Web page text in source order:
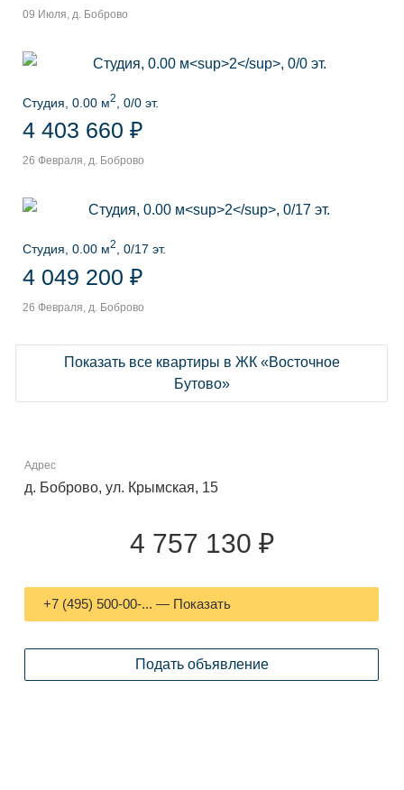
09 Июля, д. Боброво
Студия, 0.00 м2 , 0/0 эт.
4 403 660 ₽
26 Февраля, д. Боброво
Студия, 0.00 м2 , 0/17 эт.
4 049 200 ₽
26 Февраля, д. Боброво
Показать все квартиры в ЖК «Восточное
Бутово»
Адрес
д. Боброво, ул. Крымская, 15
4 757 130 ₽
+7 (495) 500-00-... — Показать
Подать объявление